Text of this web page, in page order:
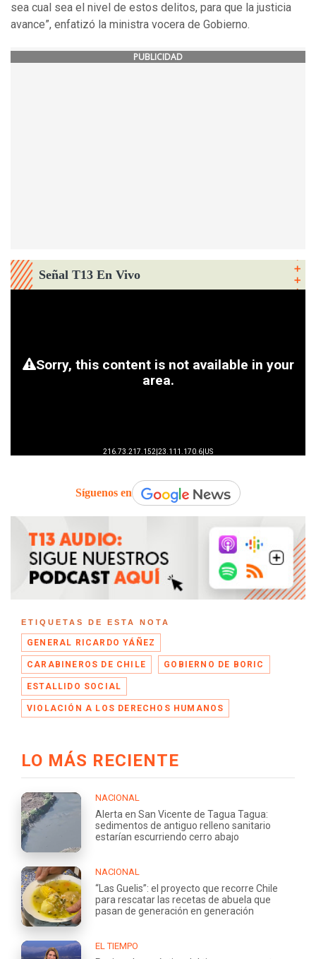
sea cual sea el nivel de estos delitos, para que la justicia
avance”, enfatizó la ministra vocera de Gobierno.
PUBLICIDAD
Señal T13 En Vivo
Síguenos en
ETIQUETAS DE ESTA NOTA
GENERAL RICARDO YÁÑEZ
CARABINEROS DE CHILE GOBIERNO DE BORIC
ESTALLIDO SOCIAL
VIOLACIÓN A LOS DERECHOS HUMANOS
LO MÁS RECIENTE
NACIONAL
Alerta en San Vicente de Tagua Tagua:
sedimentos de antiguo relleno sanitario
estarían escurriendo cerro abajo
NACIONAL
“Las Guelis”: el proyecto que recorre Chile
para rescatar las recetas de abuela que
pasan de generación en generación
EL TIEMPO